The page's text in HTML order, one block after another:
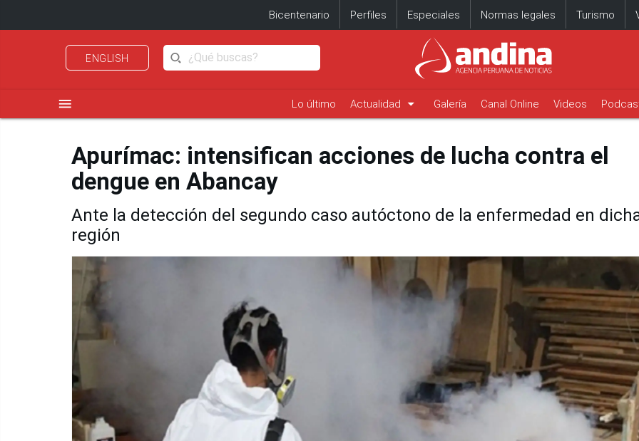
Bicentenario Perfiles Especiales Normas legales Turismo
ENGLISH
menu Lo último Actualidad arrow_drop_down Galería Canal Online Videos
Apurímac: intensifican acciones de lucha contra el
dengue en Abancay
Ante la detección del segundo caso autóctono de la enfermedad en
región